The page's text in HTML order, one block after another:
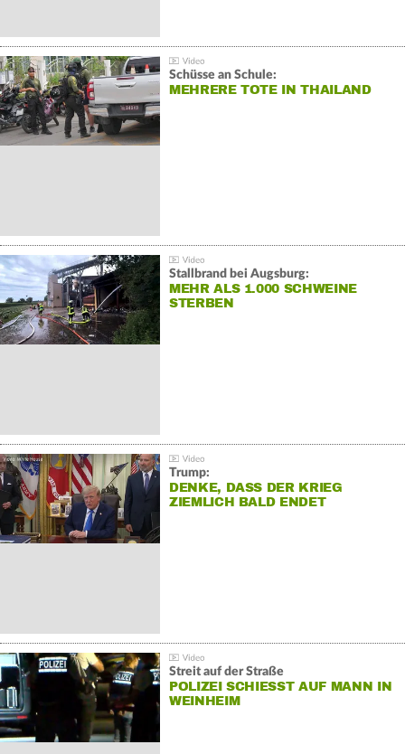
Schüsse an Schule:
MEHRERE TOTE IN THAILAND
Stallbrand bei Augsburg:
MEHR ALS 1.000 SCHWEINE
STERBEN
Trump:
DENKE, DASS DER KRIEG
ZIEMLICH BALD ENDET
Streit auf der Straße
POLIZEI SCHIESST AUF MANN IN W
EINHEIM